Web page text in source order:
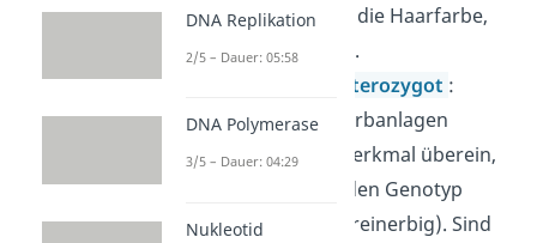
wie zum Beispiel die Haarfarbe,
ist derPhänotyp .
Homozygot / heterozygot :
Stimmen beide Erbanlagen
(Allele) für ein Merkmal überein,
bezeichnest du den Genotyp
alshomozygot
(reinerbig). Sind
DNA Replikation
2/5 – Dauer: 05:58
DNA Polymerase
3/5 – Dauer: 04:29
Nukleotid